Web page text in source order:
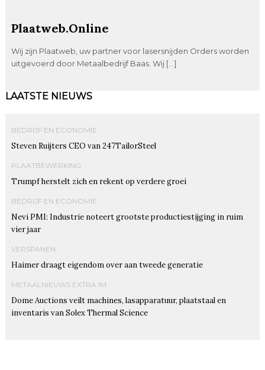
Plaatweb.Online
Wij zijn Plaatweb, uw partner voor lasersnijden Orders worden
uitgevoerd door Metaalbedrijf Baas. Wij […]
LAATSTE NIEUWS
BEDRIJF EN ECONOMIE
Steven Ruijters CEO van 247TailorSteel
PLAATBEWERKING
Trumpf herstelt zich en rekent op verdere groei
BEDRIJF EN ECONOMIE
Nevi PMI: Industrie noteert grootste productiestijging in ruim
vier jaar
VERSPANEN
Haimer draagt eigendom over aan tweede generatie
METAALNIEUWS EXTRA IM
Dome Auctions veilt machines, lasapparatuur, plaatstaal en
inventaris van Solex Thermal Science